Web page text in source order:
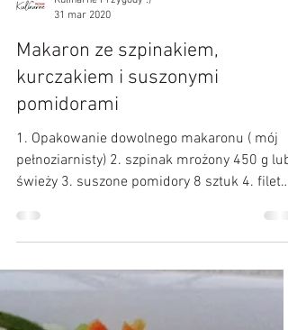
Kulinarne Przygody :)
31 mar 2020
Makaron ze szpinakiem,
kurczakiem i suszonymi
1. Opakowanie dowolnego makaronu ( mój
pełnoziarnisty) 2. szpinak mrożony 450 g lub
świeży 3. suszone pomidory 8 sztuk 4. filet